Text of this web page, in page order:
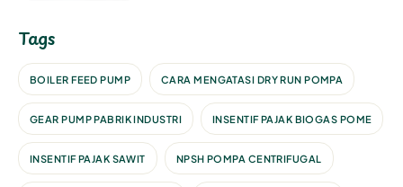
Tags
BOILER FEED PUMP CARA MENGATASI DRY RUN POMPA
GEAR PUMP PABRIK INDUSTRI INSENTIF PAJAK BIOGAS POME
INSENTIF PAJAK SAWIT NPSH POMPA CENTRIFUGAL